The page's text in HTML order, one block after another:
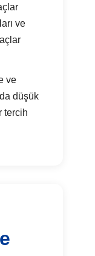
ve
ve
düşük
tercih